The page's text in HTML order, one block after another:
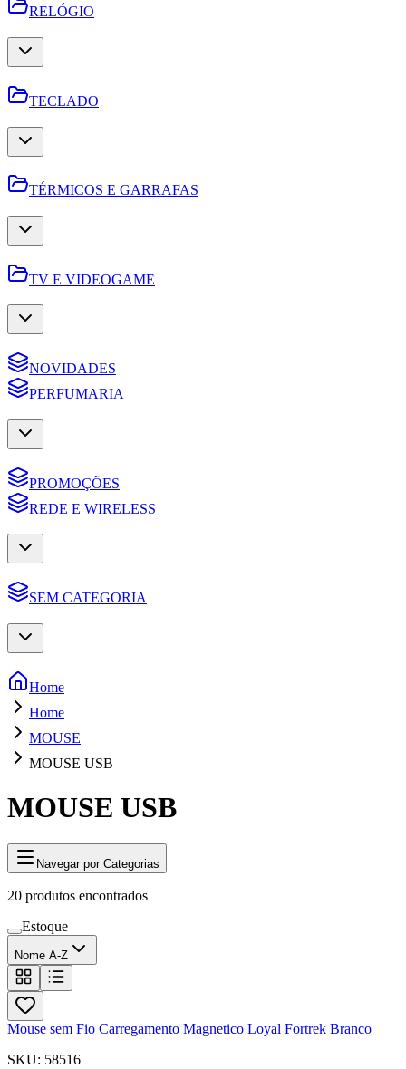
RELÓGIO
TECLADO
TÉRMICOS E GARRAFAS
TV E VIDEOGAME
NOVIDADES
PERFUMARIA
PROMOÇÕES
REDE E WIRELESS
SEM CATEGORIA
Home
Home
MOUSE
MOUSE USB
MOUSE USB
Navegar por Categorias
20 produtos encontrados
Estoque
Nome A-Z
Mouse sem Fio Carregamento Magnetico Loyal Fortrek Branco
SKU: 58516